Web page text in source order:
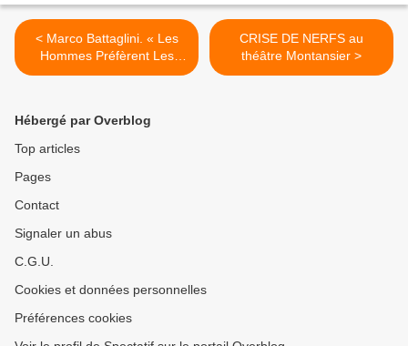
< Marco Battaglini. « Les
Hommes Préfèrent Les
Blondes »
CRISE DE NERFS au
théâtre Montansier >
Hébergé par Overblog
Top articles
Pages
Contact
Signaler un abus
C.G.U.
Cookies et données personnelles
Préférences cookies